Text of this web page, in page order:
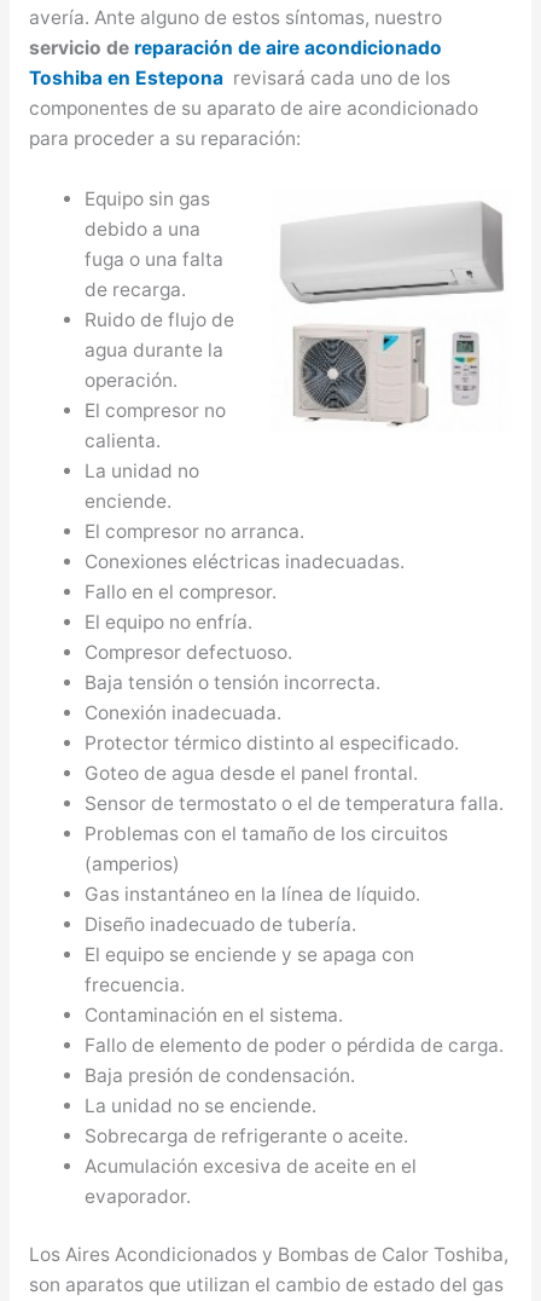
avería. Ante alguno de estos síntomas, nuestro
servicio dereparación de aire acondicionado
Toshiba en Estepona revisará cada uno de los
componentes de su aparato de aire acondicionado
para proceder a su reparación:
Equipo sin gas
debido a una
fuga o una falta
de recarga.
Ruido de flujo de
agua durante la
operación.
El compresor no
calienta.
La unidad no
enciende.
El compresor no arranca.
Conexiones eléctricas inadecuadas.
Fallo en el compresor.
El equipo no enfría.
Compresor defectuoso.
Baja tensión o tensión incorrecta.
Conexión inadecuada.
Protector térmico distinto al especificado.
Goteo de agua desde el panel frontal.
Sensor de termostato o el de temperatura falla.
Problemas con el tamaño de los circuitos
(amperios)
Gas instantáneo en la línea de líquido.
Diseño inadecuado de tubería.
El equipo se enciende y se apaga con
frecuencia.
Contaminación en el sistema.
Fallo de elemento de poder o pérdida de carga.
Baja presión de condensación.
La unidad no se enciende.
Sobrecarga de refrigerante o aceite.
Acumulación excesiva de aceite en el
evaporador.
Los Aires Acondicionados y Bombas de Calor Toshiba,
son aparatos que utilizan el cambio de estado del gas